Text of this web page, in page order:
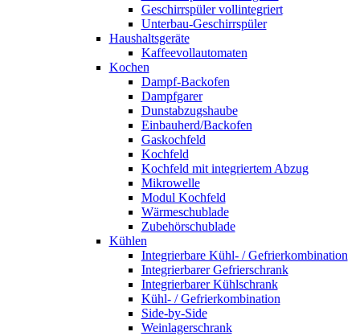
Geschirrspüler vollintegriert
Unterbau-Geschirrspüler
Haushaltsgeräte
Kaffeevollautomaten
Kochen
Dampf-Backofen
Dampfgarer
Dunstabzugshaube
Einbauherd/Backofen
Gaskochfeld
Kochfeld
Kochfeld mit integriertem Abzug
Mikrowelle
Modul Kochfeld
Wärmeschublade
Zubehörschublade
Kühlen
Integrierbare Kühl- / Gefrierkombination
Integrierbarer Gefrierschrank
Integrierbarer Kühlschrank
Kühl- / Gefrierkombination
Side-by-Side
Weinlagerschrank